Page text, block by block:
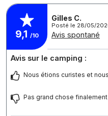
9,1 /10
Gilles C.
Posté le 28/05/
Avis spontané
Avis sur le camping :
Nous étions curistes et
Pas grand chose finalement